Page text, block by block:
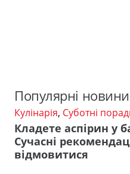
Популярні новини
Кулінарія, Суботні
Кладете аспірин у
Сучасні
відмовитися